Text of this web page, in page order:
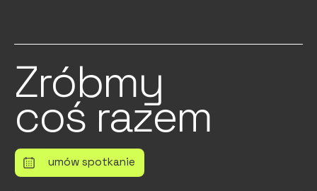
Zróbmy
coś razem
umów spotkanie